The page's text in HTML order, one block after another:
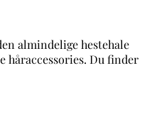
almindelige hestehale
håraccessories. Du finder